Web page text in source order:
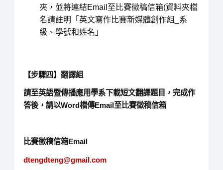
夾，並將連結Email至比賽徵稿信箱(資料夾檔
名請註明「英文寫作比賽新媒體創作組_系
級、學號和姓名」
【步驟四】翻譯組
請至英語暨傳播應用學系下載短文翻譯題目，完成作
答後，請以Word檔傳Email至比賽徵稿信箱
比賽徵稿信箱Email
dtengdteng@gmail.com